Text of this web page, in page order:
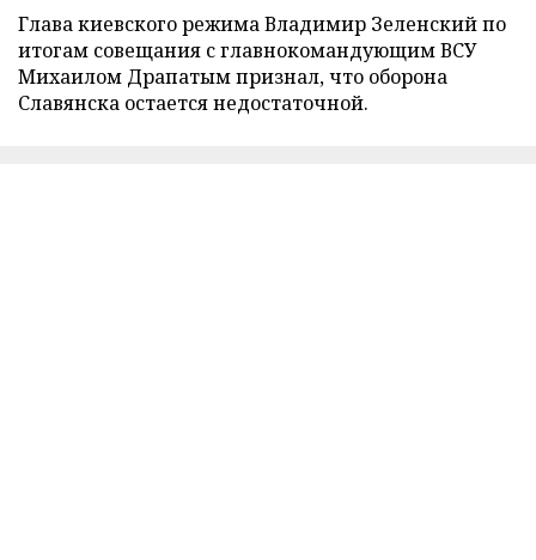
Глава киевского режима Владимир Зеленский по
итогам совещания с главнокомандующим ВСУ
Михаилом Драпатым признал, что оборона
Славянска остается недостаточной.